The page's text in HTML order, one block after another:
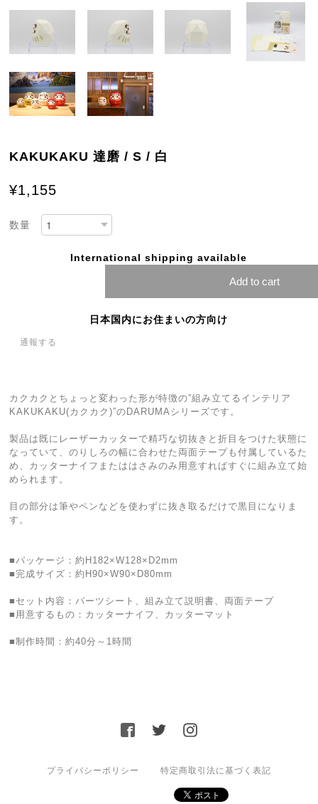
KAKUKAKU 達磨 / S / 白
¥1,155
数量
International shipping available
Add to cart
日本国内にお住まいの方向け
通報する
カクカクとちょっと変わった形が特徴の”組み立てるインテリア
KAKUKAKU(カクカク)”のDARUMAシリーズです。
製品は既にレーザーカッターで精巧な切抜きと折目をつけた状態に
なっていて、のりしろの幅に合わせた両面テープも付属しているた
め、カッターナイフまたははさみのみ用意すればすぐに組み立て始
められます。
目の部分は筆やペンなどを使わずに抜き取るだけで黒目になりま
す。
■パッケージ：約H182×W128×D2mm
■完成サイズ：約H90×W90×D80mm
■セット内容：パーツシート、組み立て説明書、両面テープ
■用意するもの：カッターナイフ、カッターマット
■制作時間：約40分～1時間
プライバシーポリシー 特定商取引法に基づく表記